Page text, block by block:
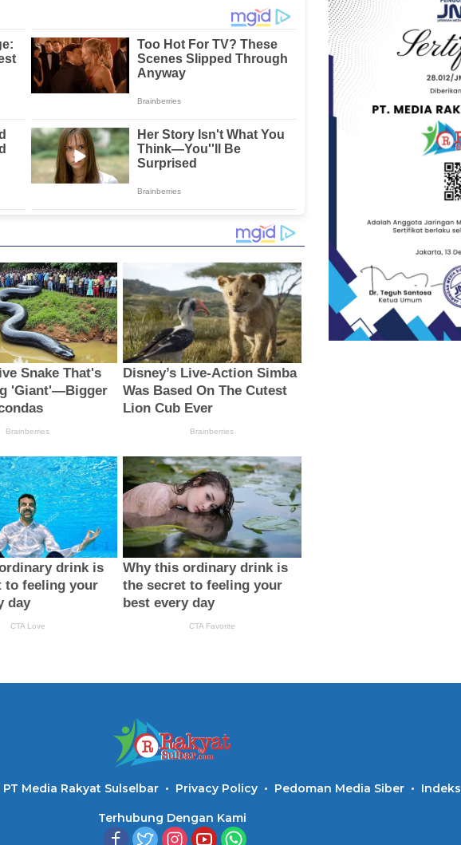
PT Media Rakyat Sulselbar Privacy Policy Pedoman Media Siber Indeks
Terhubung Dengan Kami